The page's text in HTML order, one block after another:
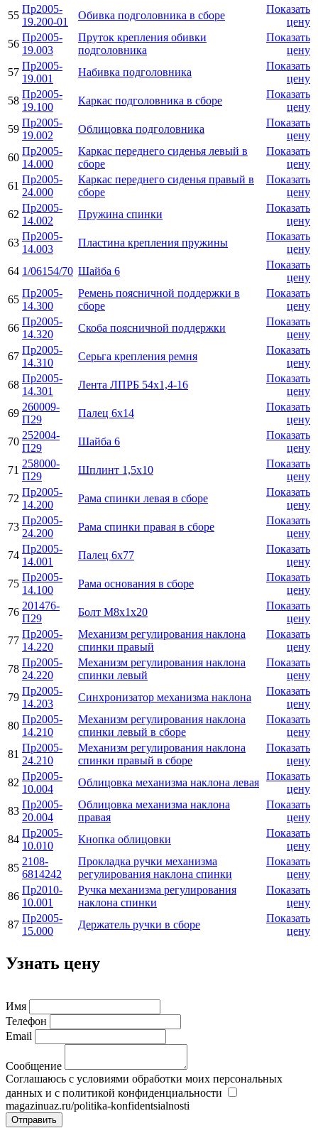
55
Пр2005-
19.200-01
Обивка подголовника в сборе
Показать
цену
56
Пр2005-
19.003
Пруток крепления обивки
подголовника
Показать
цену
57
Пр2005-
19.001
Набивка подголовника
Показать
цену
58
Пр2005-
19.100
Каркас подголовника в сборе
Показать
цену
59
Пр2005-
19.002
Облицовка подголовника
Показать
цену
60
Пр2005-
14.000
Каркас переднего сиденья левый в
сборе
Показать
цену
61
Пр2005-
24.000
Каркас переднего сиденья правый в
сборе
Показать
цену
62
Пр2005-
14.002
Пружина спинки
Показать
цену
63
Пр2005-
14.003
Пластина крепления пружины
Показать
цену
64 1/06154/70 Шайба 6
Показать
цену
65
Пр2005-
14.300
Ремень поясничной поддержки в
сборе
Показать
цену
66
Пр2005-
14.320
Скоба поясничной поддержки
Показать
цену
67
Пр2005-
14.310
Серьга крепления ремня
Показать
цену
68
Пр2005-
14.301
Лента ЛПРБ 54х1,4-16
Показать
цену
69
260009-
П29
Палец 6х14
Показать
цену
70
252004-
П29
Шайба 6
Показать
цену
71
258000-
П29
Шплинт 1,5х10
Показать
цену
72
Пр2005-
14.200
Рама спинки левая в сборе
Показать
цену
73
Пр2005-
24.200
Рама спинки правая в сборе
Показать
цену
74
Пр2005-
14.001
Палец 6x77
Показать
цену
75
Пр2005-
14.100
Рама основания в сборе
Показать
цену
76
201476-
П29
Болт M8x1x20
Показать
цену
77
Пр2005-
14.220
Механизм регулирования наклона
спинки правый
Показать
цену
78
Пр2005-
24.220
Механизм регулирования наклона
спинки левый
Показать
цену
79
Пр2005-
14.203
Синхронизатор механизма наклона
Показать
цену
80
Пр2005-
14.210
Механизм регулирования наклона
спинки левый в сборе
Показать
цену
81
Пр2005-
24.210
Механизм регулирования наклона
спинки правый в сборе
Показать
цену
82
Пр2005-
10.004
Облицовка механизма наклона левая
Показать
цену
83
Пр2005-
20.004
Облицовка механизма наклона
правая
Показать
цену
84
Пр2005-
10.010
Кнопка облицовки
Показать
цену
85
2108-
6814242
Прокладка ручки механизма
регулирования наклона спинки
Показать
цену
86
Пр2010-
10.001
Ручка механизма регулирования
наклона спинки
Показать
цену
87
Пр2005-
15.000
Держатель ручки в сборе
Показать
цену
Узнать цену
Имя
Телефон
Email
Сообщение
Соглашаюсь с условиями обработки моих персональных
данных и с политикой конфиденциальности
magazinuaz.ru/politika-konfidentsialnosti
Отправить